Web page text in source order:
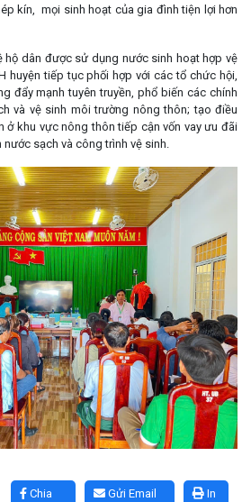
kín, mọi sinh hoạt của gia đình tiện lợi hơn
hộ dân được sử dụng nước sinh hoạt hợp vệ
huyện tiếp tục phối hợp với các tổ chức hội,
đẩy mạnh tuyên truyền, phổ biến các chính
và vệ sinh môi trường nông thôn; tạo điều
ở khu vực nông thôn tiếp cận vốn vay ưu đãi
sạch và công trình vệ sinh.
In
Gửi Email
Chia